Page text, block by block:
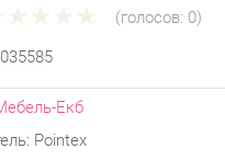
Pointex
268 890 ₽